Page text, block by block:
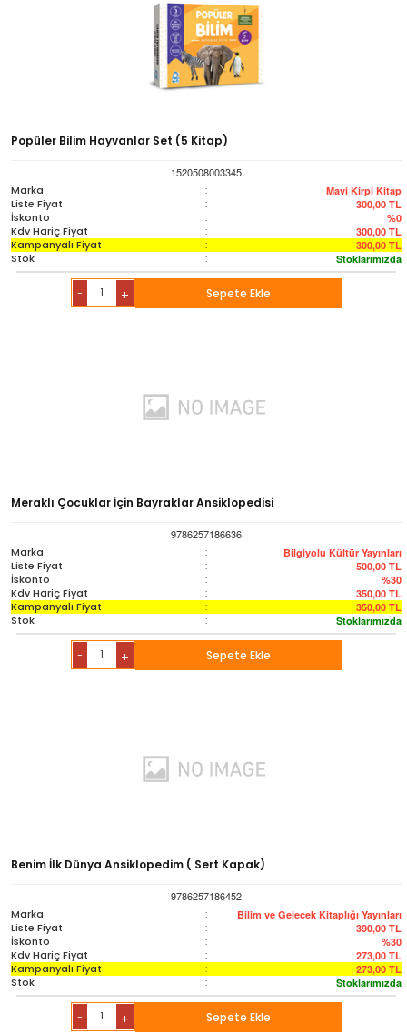
Popüler Bilim Hayvanlar Set (5 Kitap)
1520508003345
Marka
: Mavi Kirpi Kitap
Liste Fiyat : 300,00 TL
İskonto : %0
Kdv Hariç Fiyat : 300,00 TL
Kampanyalı Fiyat : 300,00 TL
Stok : Stoklarımızda
- + Sepete Ekle
Meraklı Çocuklar İçin Bayraklar Ansiklopedisi
9786257186636
Marka
: Bilgiyolu Kültür Yayınları
Liste Fiyat : 500,00 TL
İskonto : %30
Kdv Hariç Fiyat : 350,00 TL
Kampanyalı Fiyat : 350,00 TL
Stok : Stoklarımızda
- + Sepete Ekle
Benim İlk Dünya Ansiklopedim ( Sert Kapak)
9786257186452
Marka
: Bilim ve Gelecek Kitaplığı Yayınları
Liste Fiyat : 390,00 TL
İskonto : %30
Kdv Hariç Fiyat : 273,00 TL
Kampanyalı Fiyat : 273,00 TL
Stok : Stoklarımızda
- + Sepete Ekle